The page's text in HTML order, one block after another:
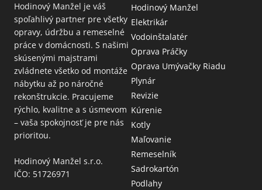
Hodinový Manžel je váš
spoľahlivý partner pre všetky
opravy, údržbu a remeselné
práce v domácnosti. S našimi
skúsenými majstrami
zvládnete všetko od montáže
nábytku až po náročné
rekonštrukcie. Pracujeme
rýchlo, kvalitne a s úsmevom
– vaša spokojnosť je pre nás
prioritou.
Hodinový Manžel s.r.o.
IČO: 51726971
Hodinový Manžel
Elektrikár
Vodoinštalatér
Oprava Práčky
Oprava Umývačky Riadu
Plynár
Revizie
Kúrenie
Kotly
Maľovanie
Remeselník
Sadrokartón
Podlahy